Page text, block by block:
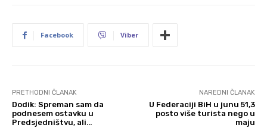
Facebook Viber
PRETHODNI ČLANAK
Dodik: Spreman sam da
podnesem ostavku u
Predsjedništvu, ali…
NAREDNI ČLANAK
U Federaciji BiH u junu 51,3
posto više turista nego u
maju